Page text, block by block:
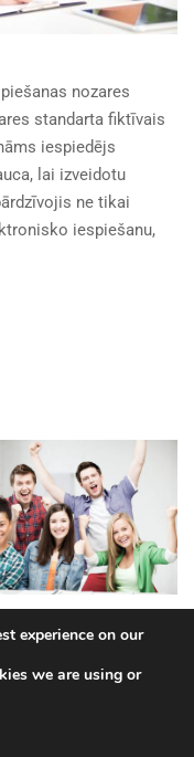
nozares
standarta fiktīvais
iespiedējs
lai izveidotu
ne tikai
iespiešanu,
Visas tiesības
experience on our
we are using or